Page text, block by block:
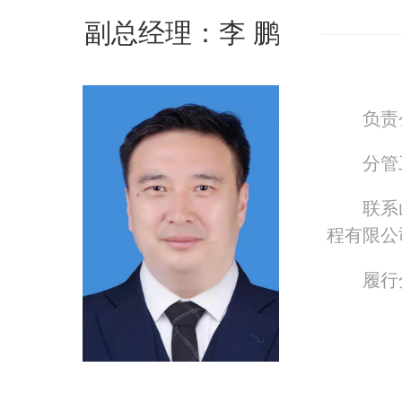
副总经理：李 鹏
负
分
联
程有限
履